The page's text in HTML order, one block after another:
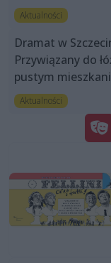
Aktualności
Dramat w
Przywiązany do
pustym
Aktualności